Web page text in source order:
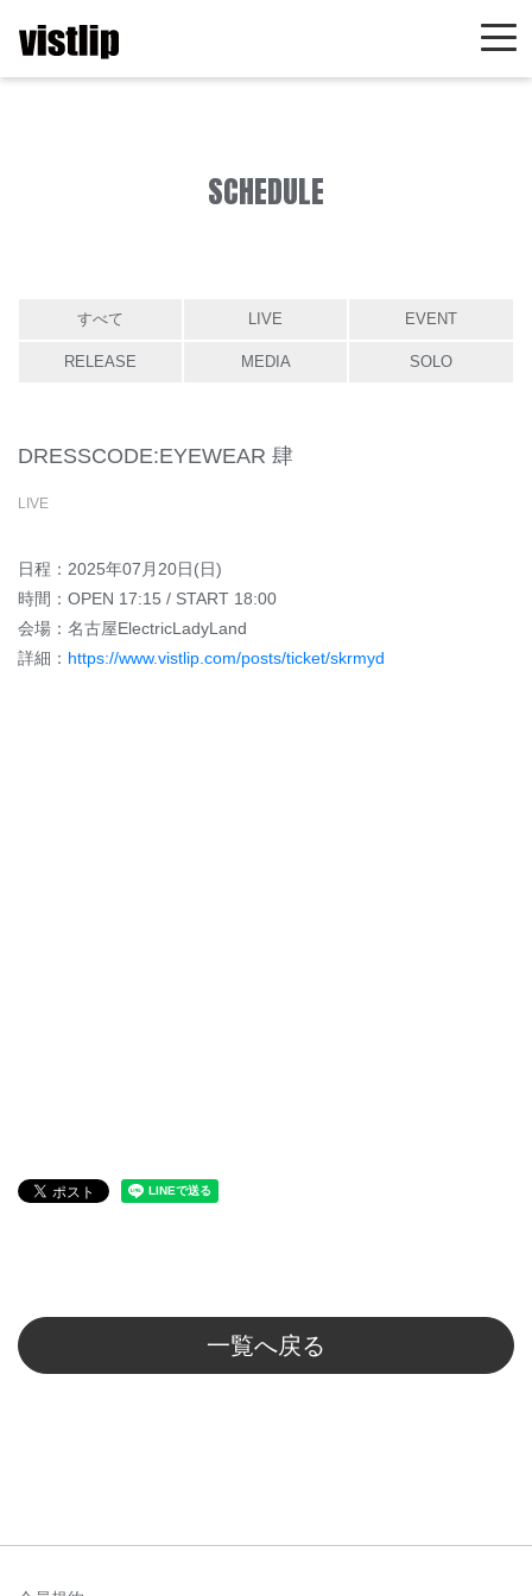
SCHEDULE
すべて LIVE EVENT
RELEASE MEDIA SOLO
DRESSCODE:EYEWEAR 肆
LIVE
日程：2025年07月20日(日)
時間：OPEN 17:15 / START 18:00
会場：名古屋ElectricLadyLand
詳細： https://www.vistlip.com/posts/ticket/skrmyd
一覧へ戻る